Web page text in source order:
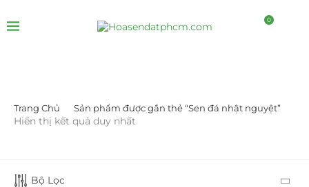
0
LỌC BỞI GIÁ
Trang Chủ Sản phẩm được gắn thẻ “Sen đá nhật nguyệt”
Hiển thị kết quả duy nhất
Bộ Lọc